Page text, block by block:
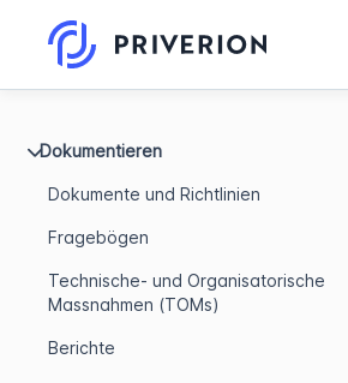
Dokumentieren
Dokumente und Richtlinien
Fragebögen
Technische- und Organisatorische
Massnahmen (TOMs)
Berichte